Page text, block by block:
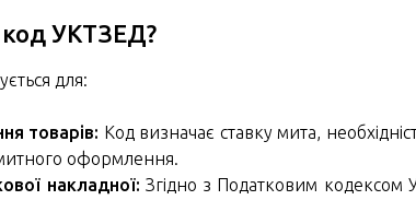
код УКТЗЕД?
для:
товарів: Код визначає ставку мита,
митного оформлення.
накладної: Згідно з Податковим кодексом